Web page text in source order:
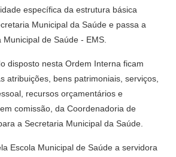
específica da estrutura básica
Municipal da Saúde e passa a
de Saúde - EMS.
disposto nesta Ordem Interna ficam
atribuições, bens patrimoniais, serviços,
recursos orçamentários e
comissão, da Coordenadoria de
a Secretaria Municipal da Saúde.
Escola Municipal de Saúde a servidora